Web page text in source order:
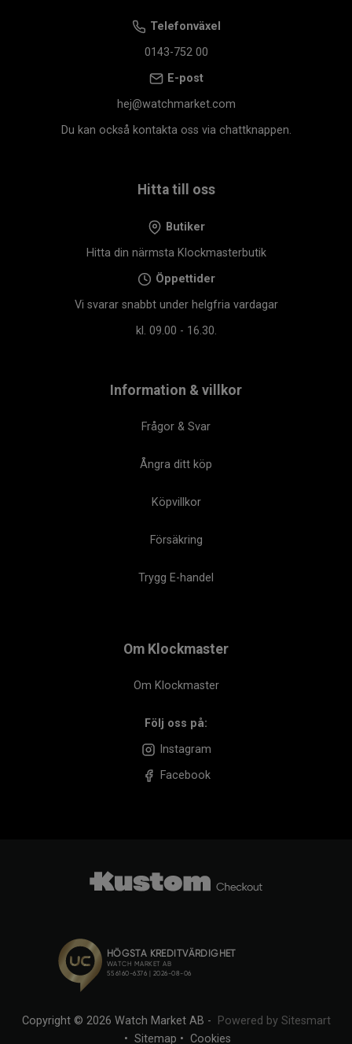
Telefonväxel
0143-752 00
E-post
hej@watchmarket.com
Du kan också kontakta oss via chattknappen.
Hitta till oss
Butiker
Hitta din närmsta Klockmasterbutik
Öppettider
Vi svarar snabbt under helgfria vardagar
kl. 09.00 - 16.30.
Information & villkor
Frågor & Svar
Ångra ditt köp
Köpvillkor
Försäkring
Trygg E-handel
Om Klockmaster
Om Klockmaster
Följ oss på:
Instagram
Facebook
Copyright © 2026 Watch Market AB -
Powered by Sitesmart
• Sitemap • Cookies